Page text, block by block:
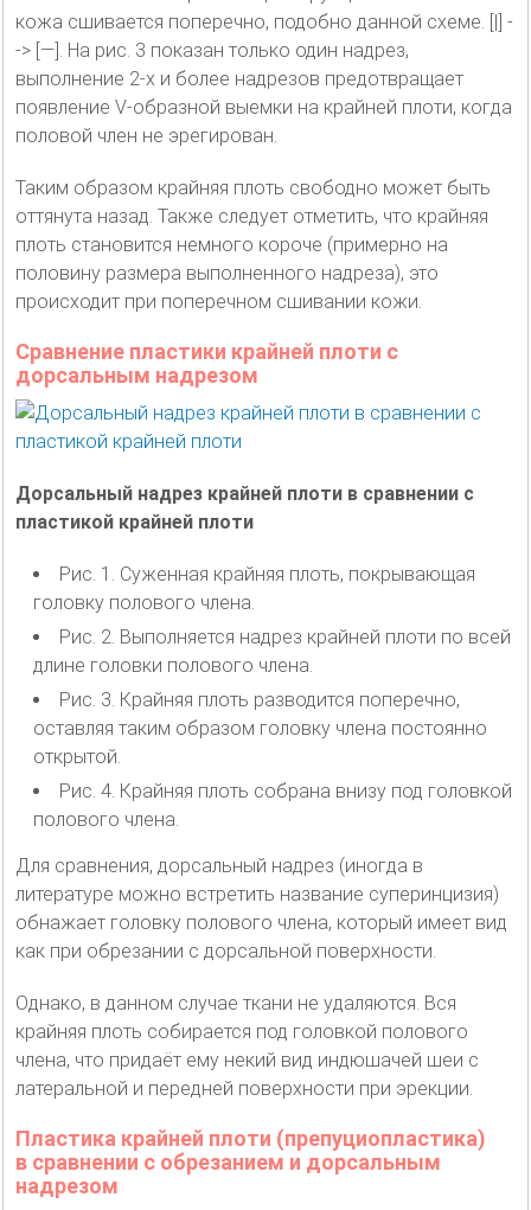
кожа сшивается поперечно, подобно данной схеме. [|] -
-> [—]. На рис. 3 показан только один надрез,
выполнение 2-х и более надрезов предотвращает
появление V-образной выемки на крайней плоти, когда
половой член не эрегирован.
Таким образом крайняя плоть свободно может быть
оттянута назад. Также следует отметить, что крайняя
плоть становится немного короче (примерно на
половину размера выполненного надреза), это
происходит при поперечном сшивании кожи.
Сравнение пластики крайней плоти с
дорсальным надрезом
Дорсальный надрез крайней плоти в сравнении с
пластикой крайней плоти
Рис. 1. Суженная крайняя плоть, покрывающая
головку полового члена.
Рис. 2. Выполняется надрез крайней плоти по всей
длине головки полового члена.
Рис. 3. Крайняя плоть разводится поперечно,
оставляя таким образом головку члена постоянно
открытой.
Рис. 4. Крайняя плоть собрана внизу под головкой
полового члена.
Для сравнения, дорсальный надрез (иногда в
литературе можно встретить название суперинцизия)
обнажает головку полового члена, который имеет вид
как при обрезании с дорсальной поверхности.
Однако, в данном случае ткани не удаляются. Вся
крайняя плоть собирается под головкой полового
члена, что придаёт ему некий вид индюшачей шеи с
латеральной и передней поверхности при эрекции.
Пластика крайней плоти (препуциопластика)
в сравнении с обрезанием и дорсальным
надрезом